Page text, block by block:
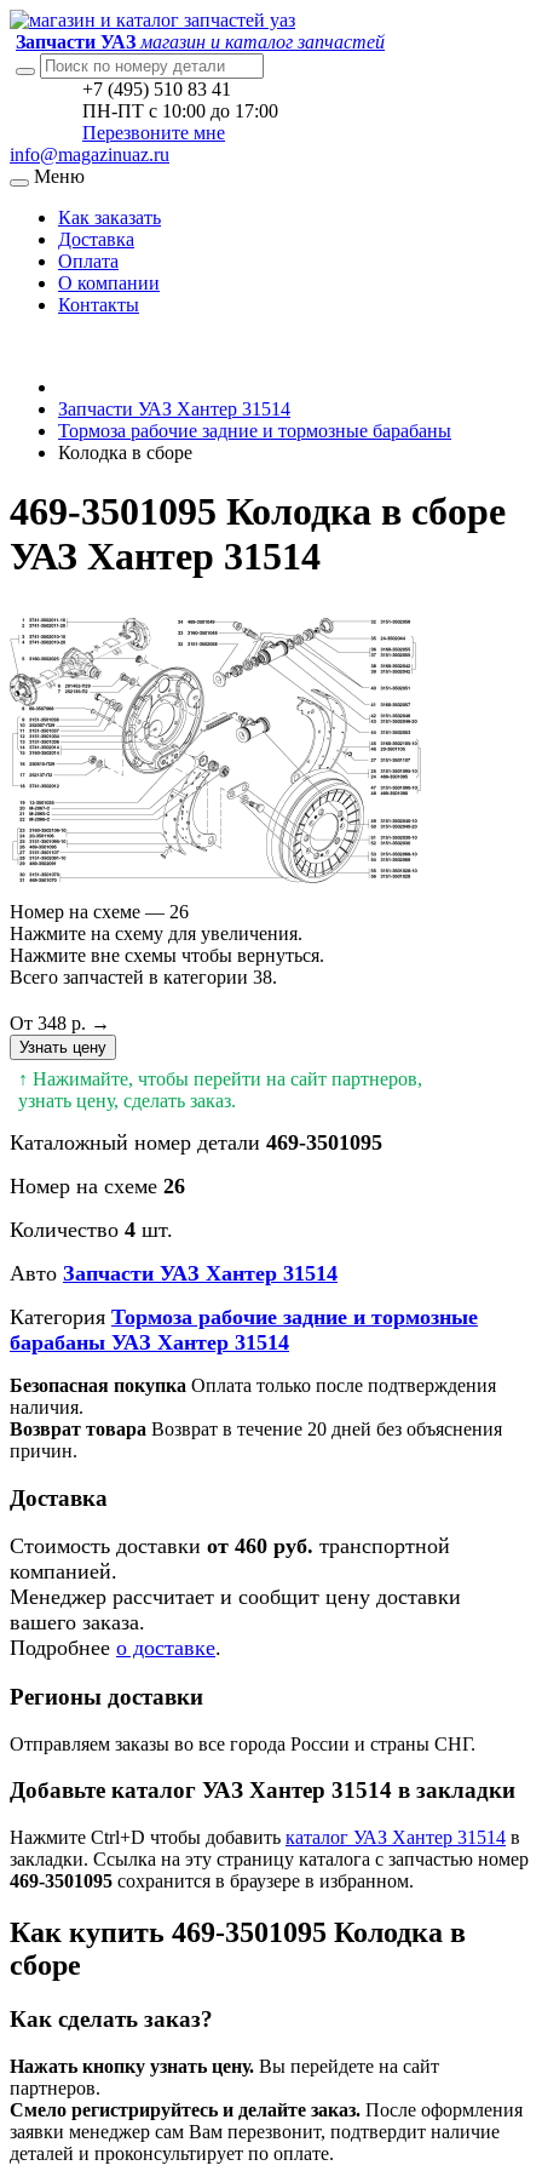
Запчасти УАЗ магазин и каталог запчастей
+7 (495) 510 83 41
ПН-ПТ с 10:00 до 17:00
Перезвоните мне
info@magazinuaz.ru
Меню
Как заказать
Доставка
Оплата
О компании
Контакты
Запчасти УАЗ Хантер 31514
Тормоза рабочие задние и тормозные барабаны
Колодка в сборе
469-3501095 Колодка в сборе
УАЗ Хантер 31514
Номер на схеме — 26
Нажмите на схему для увеличения.
Нажмите вне схемы чтобы вернуться.
Всего запчастей в категории 38.
От 348 р. →
Узнать цену
↑ Нажимайте, чтобы перейти на сайт партнеров,
узнать цену, сделать заказ.
Каталожный номер детали 469-3501095
Номер на схеме 26
Количество 4 шт.
Авто Запчасти УАЗ Хантер 31514
Категория Тормоза рабочие задние и тормозные
барабаны УАЗ Хантер 31514
Безопасная покупка Оплата только после подтверждения
наличия.
Возврат товара Возврат в течение 20 дней без объяснения
причин.
Доставка
Стоимость доставки от 460 руб. транспортной
компанией.
Менеджер рассчитает и сообщит цену доставки
вашего заказа.
Подробнее о доставке.
Регионы доставки
Отправляем заказы во все города России и страны СНГ.
Добавьте каталог УАЗ Хантер 31514 в закладки
Нажмите Ctrl+D чтобы добавить каталог УАЗ Хантер 31514 в
закладки. Ссылка на эту страницу каталога с запчастью номер
469-3501095 сохранится в браузере в избранном.
Как купить 469-3501095 Колодка в
сборе
Как сделать заказ?
Нажать кнопку узнать цену. Вы перейдете на сайт
партнеров.
Смело регистрируйтесь и делайте заказ. После оформления
заявки менеджер сам Вам перезвонит, подтвердит наличие
деталей и проконсультирует по оплате.